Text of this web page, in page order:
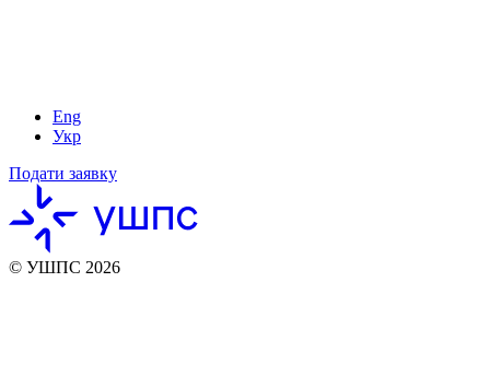
Eng
Укр
Подати заявку
© УШПС 2026